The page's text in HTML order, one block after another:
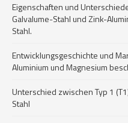
Eigenschaften und
Galvalume-Stahl und Zink-
Stahl.
Entwicklungsgeschichte und
Aluminium und Magnesium
Unterschied zwischen Typ 1
Stahl